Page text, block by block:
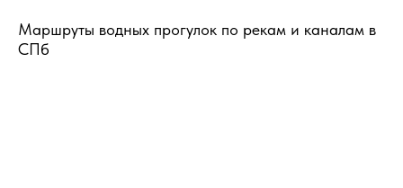
Маршруты водных прогулок по рекам и каналам в
СПб